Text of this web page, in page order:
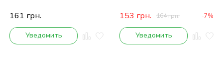
161 грн.
Уведомить
153 грн. 164грн. -7%
Уведомить